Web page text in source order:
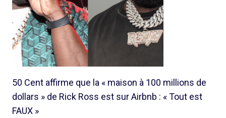
50 Cent affirme que la « maison à 100 millions de
dollars » de Rick Ross est sur Airbnb : « Tout est
FAUX »